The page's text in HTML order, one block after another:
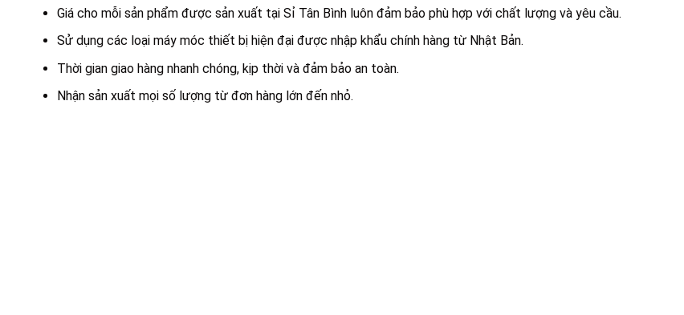
Giá cho mỗi sản phẩm được sản xuất tại Sỉ Tân Bình luôn đảm bảo phù hợp với chất lượng và yêu cầu.
Sử dụng các loại máy móc thiết bị hiện đại được nhập khẩu chính hàng từ Nhật Bản.
Thời gian giao hàng nhanh chóng, kịp thời và đảm bảo an toàn.
Nhận sản xuất mọi số lượng từ đơn hàng lớn đến nhỏ.